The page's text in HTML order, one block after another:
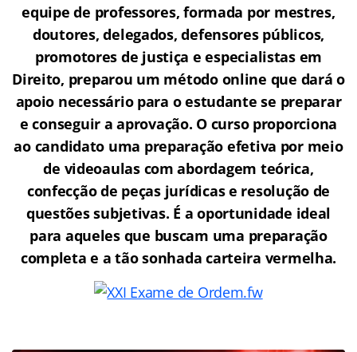
equipe de professores, formada por mestres,
doutores, delegados, defensores públicos,
promotores de justiça e especialistas em
Direito, preparou um método online que dará o
apoio necessário para o estudante se preparar
e conseguir a aprovação. O curso proporciona
ao candidato uma preparação efetiva por meio
de videoaulas com abordagem teórica,
confecção de peças jurídicas e resolução de
questões subjetivas. É a oportunidade ideal
para aqueles que buscam uma preparação
completa e a tão sonhada carteira vermelha.